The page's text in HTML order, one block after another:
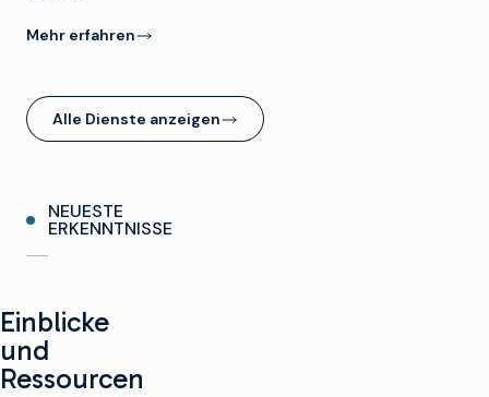
Mehr erfahren
Alle Dienste anzeigen
NEUESTE
ERKENNTNISSE
Einblicke
und
Ressourcen